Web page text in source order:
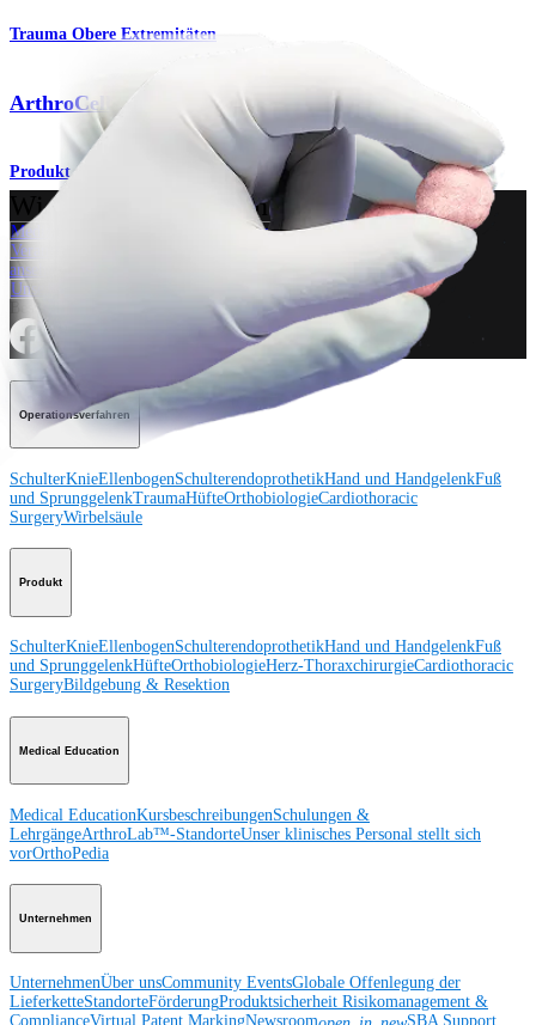
Trauma Obere Extremitäten
ArthroCell™ Viable Bone Matrix
Produkt
Wie können wir Ihnen helfen?
Medizinproduktberater:in kontaktieren
Veranstaltungen, Lab-Vorführungen und Schulungsmöglichkeiten
ansehen
Unseren Newsletter abonnieren
Besuchen Sie uns
Operationsverfahren
SchulterKnieEllenbogenSchulterendoprothetikHand und HandgelenkFuß
und SprunggelenkTraumaHüfteOrthobiologieCardiothoracic
SurgeryWirbelsäule
Produkt
SchulterKnieEllenbogenSchulterendoprothetikHand und HandgelenkFuß
und SprunggelenkHüfteOrthobiologieHerz-ThoraxchirurgieCardiothoracic
SurgeryBildgebung & Resektion
Medical Education
Medical EducationKursbeschreibungenSchulungen &
LehrgängeArthroLab™-StandorteUnser klinisches Personal stellt sich
vorOrthoPedia
Unternehmen
UnternehmenÜber unsCommunity EventsGlobale Offenlegung der
LieferketteStandorteFörderungProduktsicherheit Risikomanagement &
ComplianceVirtual Patent MarkingNewsroom SBA Support